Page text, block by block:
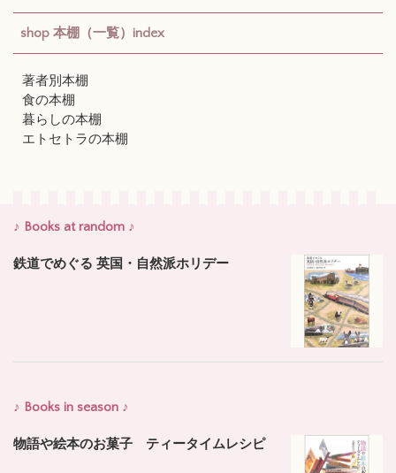
shop 本棚（一覧）index
著者別本棚
食の本棚
暮らしの本棚
エトセトラの本棚
♪ Books at random ♪
鉄道でめぐる 英国・自然派ホリデー
♪ Books in season ♪
物語や絵本のお菓子 ティータイムレシピ